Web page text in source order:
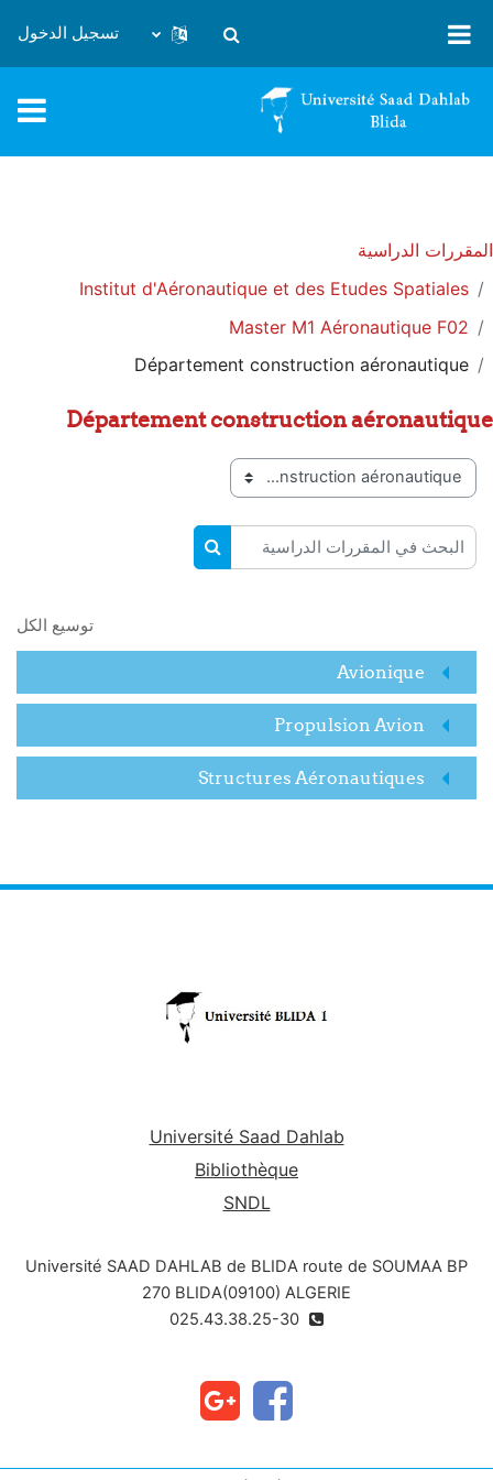
تبديل إدخال البحث
تسجيل الدخول
المقررات الدراسية
Institut d'Aéronautique et des Etudes Spatiales
Master M1 Aéronautique F02
Département construction aéronautique
Département construction aéronautique
تصنيفات المقررات
البحث في المقررات الدراسية
البحث في المقررات الدراسية
توسيع الكل
Avionique
Propulsion Avion
Structures Aéronautiques
Université Saad Dahlab
Bibliothèque
SNDL
Université SAAD DAHLAB de BLIDA route de SOUMAA BP
270 BLIDA(09100) ALGERIE